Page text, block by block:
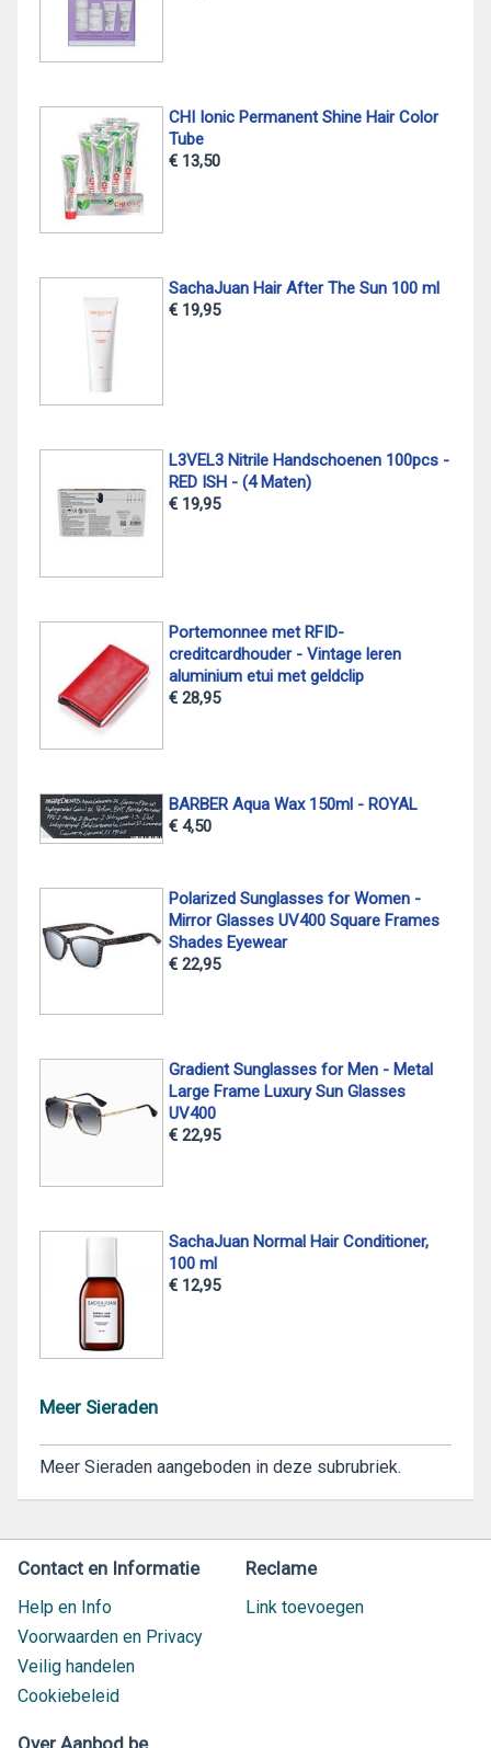
CHI Ionic Permanent Shine Hair Color
Tube
€ 13,50
SachaJuan Hair After The Sun 100 ml
€ 19,95
L3VEL3 Nitrile Handschoenen 100pcs -
RED ISH - (4 Maten)
€ 19,95
Portemonnee met RFID-
creditcardhouder - Vintage leren
aluminium etui met geldclip
€ 28,95
BARBER Aqua Wax 150ml - ROYAL
€ 4,50
Polarized Sunglasses for Women -
Mirror Glasses UV400 Square Frames
Shades Eyewear
€ 22,95
Gradient Sunglasses for Men - Metal
Large Frame Luxury Sun Glasses
UV400
€ 22,95
SachaJuan Normal Hair Conditioner,
100 ml
€ 12,95
Meer Sieraden
Meer Sieraden aangeboden in deze subrubriek.
Contact en Informatie
Help en Info
Voorwaarden en Privacy
Veilig handelen
Cookiebeleid
Reclame
Link toevoegen